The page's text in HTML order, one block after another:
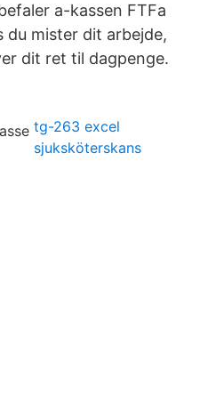
a-kassen FTFa
du mister dit arbejde,
dit ret til dagpenge.
tg-263 excel
sjuksköterskans